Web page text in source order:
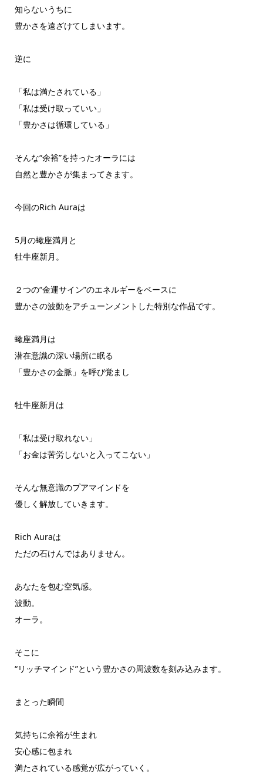
知らないうちに
豊かさを遠ざけてしまいます。
逆に
「私は満たされている」
「私は受け取っていい」
「豊かさは循環している」
そんな“余裕”を持ったオーラには
自然と豊かさが集まってきます。
今回のRich Auraは
5月の蠍座満月と
牡牛座新月。
２つの“金運サイン”のエネルギーをベースに
豊かさの波動をアチューンメントした特別な作品です。
蠍座満月は
潜在意識の深い場所に眠る
「豊かさの金脈」を呼び覚まし
牡牛座新月は
「私は受け取れない」
「お金は苦労しないと入ってこない」
そんな無意識のプアマインドを
優しく解放していきます。
Rich Auraは
ただの石けんではありません。
あなたを包む空気感。
波動。
オーラ。
そこに
“リッチマインド”という豊かさの周波数を刻み込みます。
まとった瞬間
気持ちに余裕が生まれ
安心感に包まれ
満たされている感覚が広がっていく。